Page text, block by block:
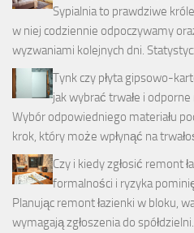
Sypialnia to prawdziwe
w niej codziennie odpoczywamy
wyzwaniami kolejnych dni.
Tynk czy płyta gipsowo-
jak wybrać trwałe i
Wybór odpowiedniego materiału
krok, który może wpłynąć na
Czy i kiedy zgłosić remont
formalności i ryzyka
Planując remont łazienki w bloku,
wymagają zgłoszenia do